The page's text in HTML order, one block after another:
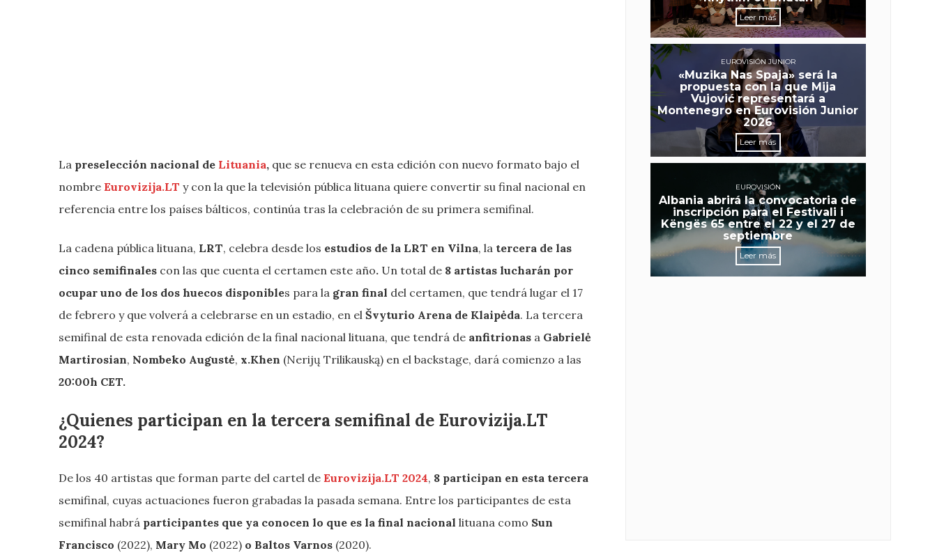
La preselección nacional de Lituania, que se renueva en esta edición con nuevo formato bajo el
nombre Eurovizija.LT y con la que la televisión pública lituana quiere convertir su final nacional en
referencia entre los países bálticos, continúa tras la celebración de su primera semifinal.
La cadena pública lituana, LRT, celebra desde los estudios de la LRT en Vilna, la tercera de las
cinco semifinales con las que cuenta el certamen este año. Un total de 8 artistas lucharán por
ocupar uno de los dos huecos disponibles para la gran final del certamen, que tendrá lugar el 17
de febrero y que volverá a celebrarse en un estadio, en el Švyturio Arena de Klaipėda. La tercera
semifinal de esta renovada edición de la final nacional lituana, que tendrá de anfitrionas a Gabrielė
Martirosian, Nombeko Augustė, x.Khen (Nerijų Trilikauską) en el backstage, dará comienzo a las
20:00h CET.
¿Quienes participan en la tercera semifinal de Eurovizija.LT
2024?
De los 40 artistas que forman parte del cartel de Eurovizija.LT 2024, 8 participan en esta tercera
semifinal, cuyas actuaciones fueron grabadas la pasada semana. Entre los participantes de esta
semifinal habrá participantes que ya conocen lo que es la final nacional lituana como Sun
Francisco (2022), Mary Mo (2022) o Baltos Varnos (2020).
Leer más
EUROVISIÓN JUNIOR
«Muzika Nas Spaja» será la
propuesta con la que Mija
Vujović representará a
Montenegro en Eurovisión Junior
2026
Leer más
EUROVISIÓN
Albania abrirá la convocatoria de
inscripción para el Festivali i
Këngës 65 entre el 22 y el 27 de
septiembre
Leer más